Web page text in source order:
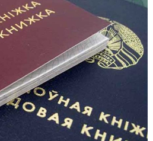
поставили
Минску
и
областям
задачи